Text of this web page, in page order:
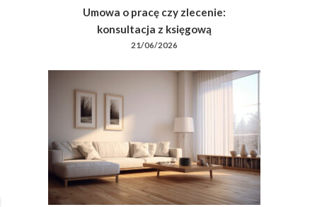
Umowa o pracę czy zlecenie:
konsultacja z księgową
21/06/2026